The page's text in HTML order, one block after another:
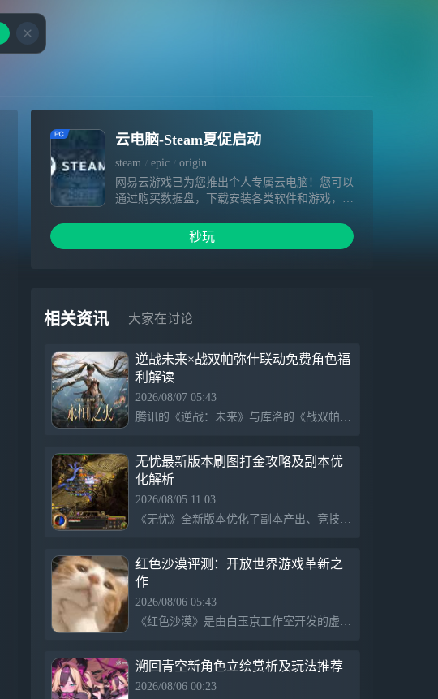
云电脑-Steam夏促启动
steam epic
origin
网易云游戏已为您推出个人专属云电脑！您可以
通过购买数据盘，下载安装各类软件和游戏，相
配置、极快下载速度、畅快游戏体验等着您～
1.硬件不受限，提供免费加速&挂机，3A大作一
秒玩
相关资讯 大家在讨论
逆战未来×战双帕弥什联动免费角色福
利解读
2026/08/07 05:43
腾讯的《逆战：未来》与库洛的《战双帕弥什》进行跨IP联动，即将于8月13日上线。此次联动主题为“以人类之名,为未来而战”，重点在于免费角色“茉莉·心音回响”的投放，玩家可通过累计登录活动免费领取。此外，还有“安琪儿·永恒之火”等角色以及多款周边道具。联动目的在于吸引新玩家和维持热度，尽管存在“弱弱联合”的评论，但仍引发了玩家的讨论和关注。
无忧最新版本刷图打金攻略及副本优
化解析
2026/08/05 11:03
《无忧》全新版本优化了副本产出、竞技玩法和日常便利功能，提高了玩家刷图效率和打金收益。散人玩家和行会合作可以获取更丰厚的奖励，限时怪物刷新和活动期间物品掉率大幅上调，增加了整体经验收益。此外，副本设计分层，更适合普通玩家平稳发育，行会争霸提供专属高价值资源。
红色沙漠评测：开放世界游戏革新之
作
2026/08/06 05:43
《红色沙漠》是由白玉京工作室开发的虚幻5开放世界游戏，旨在融合东方文化和开放世界的自由互动。与传统修仙游戏不同，它允许玩家自由攻击几乎所有NPC，展现出丰富的交互逻辑。但由于自由度较高，部分角色的动作优化不足。游戏中的战斗频率较高，玩家在探索过程中经常会遇到敌人或Boss战，提升了游戏的参与感和挑战性。
溯回青空新角色立绘赏析及玩法推荐
2026/08/06 00:23